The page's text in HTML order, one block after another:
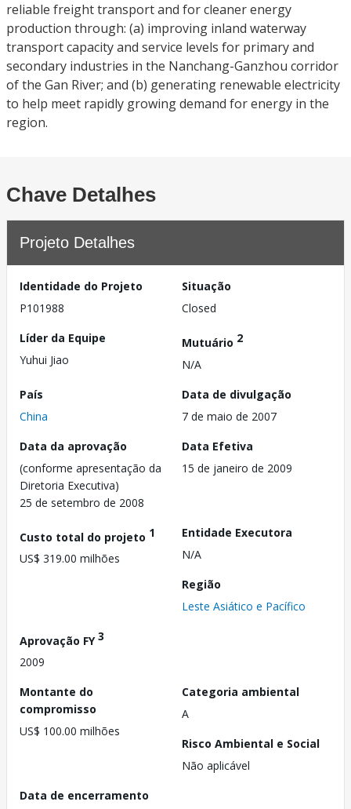
reliable freight transport and for cleaner energy
production through: (a) improving inland waterway
transport capacity and service levels for primary and
secondary industries in the Nanchang-Ganzhou corridor
of the Gan River; and (b) generating renewable electricity
to help meet rapidly growing demand for energy in the
region.
Chave Detalhes
Projeto Detalhes
Identidade do Projeto
P101988
Situação
Closed
Líder da Equipe
Yuhui Jiao
Mutuário 2
N/A
País
China
Data de divulgação
7 de maio de 2007
Data da aprovação
(conforme apresentação da
Diretoria Executiva)
25 de setembro de 2008
Data Efetiva
15 de janeiro de 2009
Custo total do projeto 1
US$ 319.00 milhões
Entidade Executora
N/A
Região
Leste Asiático e Pacífico
Aprovação FY3
2009
Montante do
compromisso
US$ 100.00 milhões
Categoria ambiental
A
Risco Ambiental e Social
Não aplicável
Data de encerramento